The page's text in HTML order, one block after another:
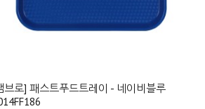
브로] 패스트푸드트레이 - 네이비블루